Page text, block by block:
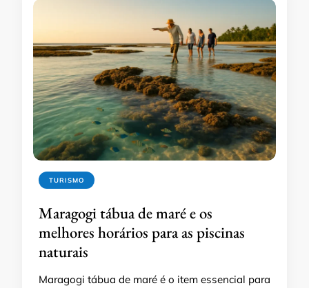
TURISMO
Maragogi tábua de maré e os
melhores horários para as piscinas
naturais
Maragogi tábua de maré é o item essencial para